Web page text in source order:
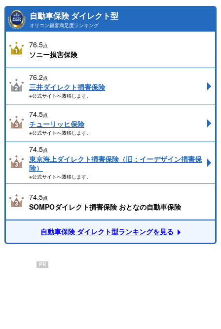
自動車保険 ダイレクト型
オリコン顧客満足度ランキング
76.5点
ソニー損害保険
76.2点
三井ダイレクト損害保険
※公式サイトへ遷移します。
74.5点
チューリッヒ保険
※公式サイトへ遷移します。
74.5点
東京海上ダイレクト損害保険（旧：イーデザイン損害保
険）
※公式サイトへ遷移します。
74.5点
SOMPOダイレクト損害保険 おとなの自動車保険
自動車保険 ダイレクト型ランキングを見る
PR